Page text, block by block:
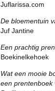
Juflarissa.com
De bloementuin
Juf Jantine
Een prachtig
Boekinelkehoek
Wat een mooie
een prentenboek